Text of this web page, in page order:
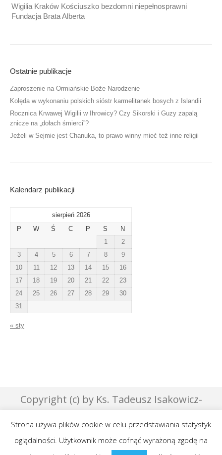
Wigilia Kraków Kościuszko bezdomni niepełnosprawni
Fundacja Brata Alberta
Ostatnie publikacje
Zaproszenie na Ormiańskie Boże Narodzenie
Kolęda w wykonaniu polskich sióstr karmelitanek bosych z Islandii
Rocznica Krwawej Wigilii w Ihrowicy? Czy Sikorski i Guzy zapalą
znicze na „dołach śmierci”?
Jeżeli w Sejmie jest Chanuka, to prawo winny mieć też inne religii
Kalendarz publikacji
sierpień 2026
P
W Ś C P S
N
1
2
3
4 5 6 7 8
9
10
11 12 13 14 15
16
17
18 19 20 21 22
23
24
25 26 27 28 29
30
31
« sty
Copyright (c) by Ks. Tadeusz Isakowicz-
GraphicsLab
Publikowane teksty na niniejszej stronie są
Strona używa plików cookie w celu przedstawiania statystyk
oglądalności. Użytkownik może cofnąć wyrażoną zgodę na